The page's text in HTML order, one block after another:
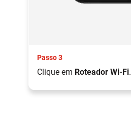
Passo 3
Clique em Roteador Wi-Fi.